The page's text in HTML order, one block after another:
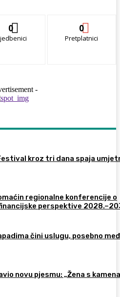
0 0
Pretplatnici
-
kroz tri dana spaja
regionalne konferencije o
perspektive
čini uslugu, posebno
novu pjesmu: „Žena s